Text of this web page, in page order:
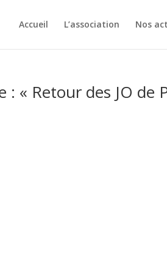
Accueil L’association Nos
: « Retour des JO de